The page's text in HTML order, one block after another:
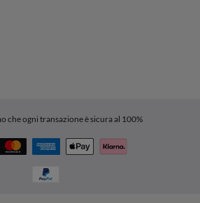
che ogni transazione è sicura al 100%